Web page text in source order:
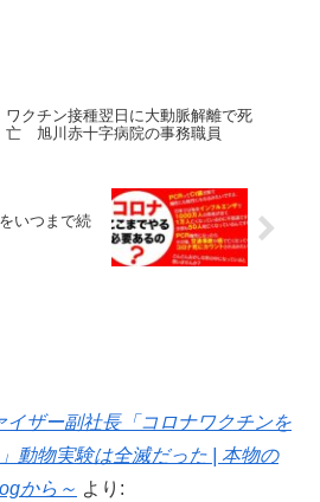
ワクチン接種翌日に大動脈解離で死
亡 旭川赤十字病院の事務職員
いつまで続
イザー副社長「コロナワクチンを
動物実験は全滅だった | 本物の
から～ より: